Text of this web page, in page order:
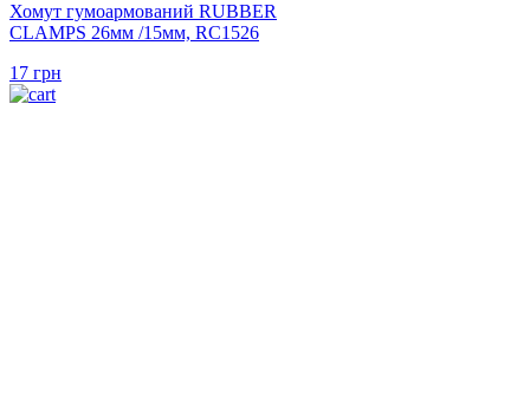
Хомут гумоармований RUBBER
CLAMPS 26мм /15мм, RC1526
17 грн